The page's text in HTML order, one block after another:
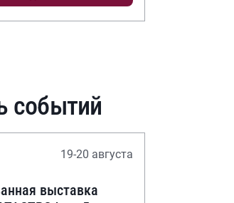
событий
19-20 августа
выставка